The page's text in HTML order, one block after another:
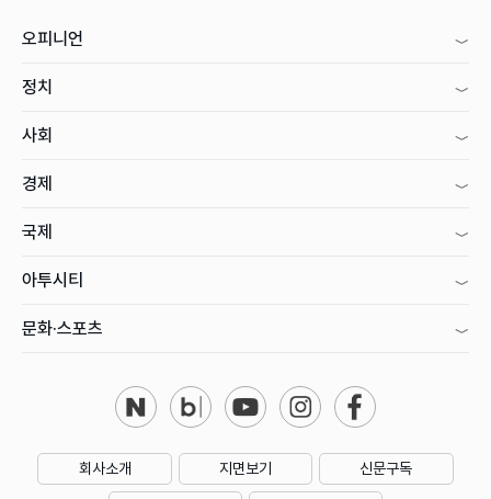
오피니언
정치
사회
경제
국제
아투시티
문화·스포츠
회사소개 지면보기 신문구독